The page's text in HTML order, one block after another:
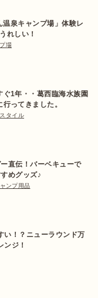
泉キャンプ場」体験レ
れしい！
場
ぐ1年・・葛西臨海水族園
ってきました。
タイル
直伝！バーベキューで
めグッズ♪
ンプ用品
い！？ニューラウンド万
ジ！